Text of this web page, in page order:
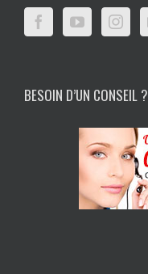
BESOIN D’UN CONSEIL ?